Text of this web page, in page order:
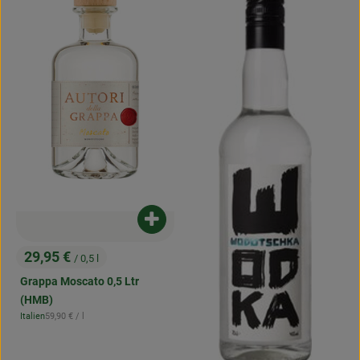
, Preis:
29,95 € / 0,5 l
Grappa Moscato 0,5 Ltr
(HMB)
, Herkunft:
Italien, Referenzpreis:
59,90 € / l
Produkt zum Warenkorb hinzufügen